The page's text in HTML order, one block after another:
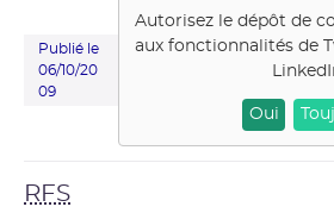
Publié le
06/10/20
09
Autorisez le dépôt de
aux fonctionnalités de
Oui
RFS